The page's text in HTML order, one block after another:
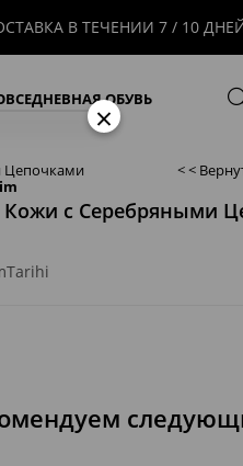
ТЕЧЕНИИ 7 / 10 ДНЕЙ
ОБУВЬ
Цепочками < <
с Серебряными
×